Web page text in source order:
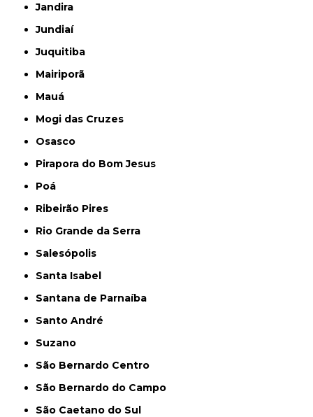
Jandira
Jundiaí
Juquitiba
Mairiporã
Mauá
Mogi das Cruzes
Osasco
Pirapora do Bom Jesus
Poá
Ribeirão Pires
Rio Grande da Serra
Salesópolis
Santa Isabel
Santana de Parnaíba
Santo André
Suzano
São Bernardo Centro
São Bernardo do Campo
São Caetano do Sul